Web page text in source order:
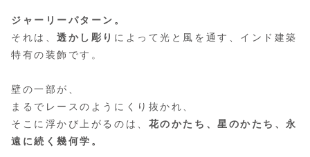
ジャーリーパターン。
それは、透かし彫り によって光と風を通す、インド建築
特有の装飾です。
壁の一部が、
まるでレースのようにくり抜かれ、
そこに浮かび上がるのは、 花のかたち、星のかたち、永
遠に続く幾何学。